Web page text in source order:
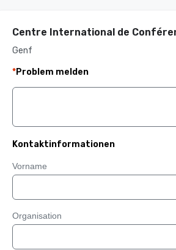
Centre International de
Genf
*Problem melden
Kontaktinformationen
Vorname
Organisation